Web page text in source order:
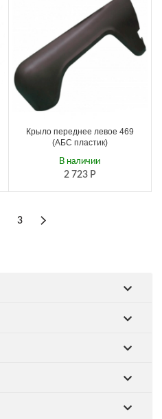
Крыло переднее левое 469
(АБС пластик)
2 723 Р
В наличии
3